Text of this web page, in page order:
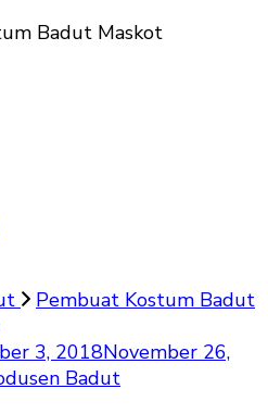
Badut Maskot
Pembuat Kostum Badut
3, 2018November 26,
Badut